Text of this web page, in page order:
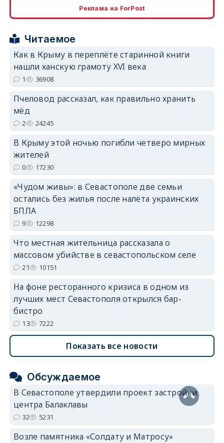
erid: 2SDnjdvhGXG
Реклама на ForPost
Читаемое
Как в Крыму в переплёте старинной книги
нашли ханскую грамоту XVI века
1 36908
Пчеловод рассказал, как правильно хранить
мёд
2 24245
В Крыму этой ночью погибли четверо мирных
жителей
0 17230
«Чудом живы»: в Севастополе две семьи
остались без жилья после налёта украинских
БПЛА
9 12298
Что местная жительница рассказала о
массовом убийстве в севастопольском селе
21 10151
На фоне ресторанного кризиса в одном из
лучших мест Севастополя открылся бар-
бистро
13 7222
Показать все новости
Обсуждаемое
В Севастополе утвердили проект застройки
центра Балаклавы
32 5231
Возле памятника «Солдату и Матросу»